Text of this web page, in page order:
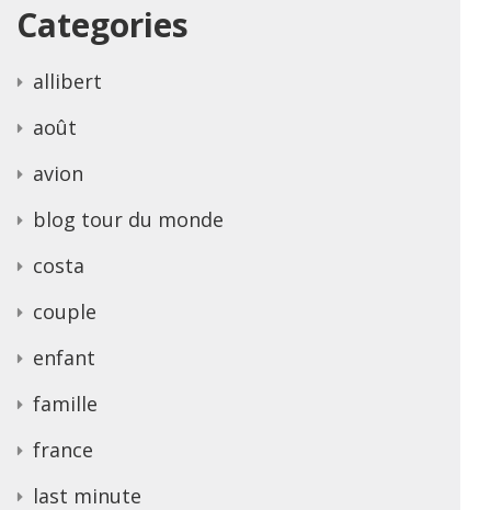
Categories
allibert
août
avion
blog tour du monde
costa
couple
enfant
famille
france
last minute